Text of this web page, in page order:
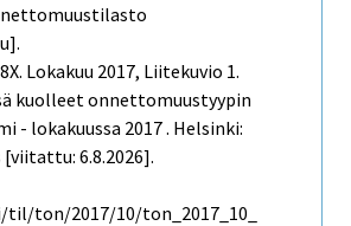
Lokakuu 2017, Liitekuvio 1.
kuolleet onnettomuustyypin
- lokakuussa 2017 . Helsinki:
6.8.2026].
ton/2017/10/ton_2017_10_